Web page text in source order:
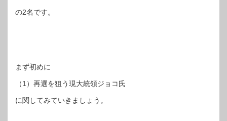
の2名です。
まず初めに
（1）再選を狙う現大統領ジョコ氏
に関してみていきましょう。